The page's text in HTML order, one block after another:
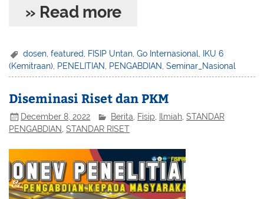
» Read more
dosen ,featured FISIP Untan ,Go Internasional
IKU 6
(Kemitraan) PENELITIAN PENGABDIAN ,Seminar_Nasional
Diseminasi Riset dan PKM
December 8, 2022 Berita Fisip Ilmiah ,STANDAR
PENGABDIAN ,STANDAR RISET